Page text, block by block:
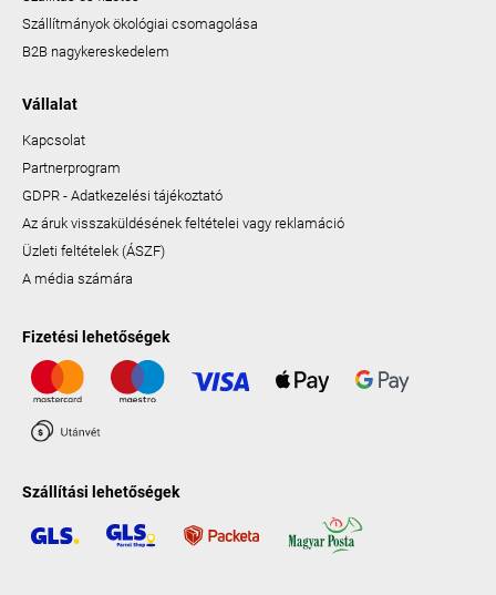
Szállítmányok ökológiai csomagolása
B2B nagykereskedelem
Vállalat
Kapcsolat
Partnerprogram
GDPR - Adatkezelési tájékoztató
Az áruk visszaküldésének feltételei vagy reklamáció
Üzleti feltételek (ÁSZF)
A média számára
Fizetési lehetőségek
Szállítási lehetőségek